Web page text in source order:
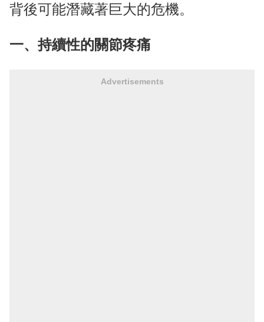
背後可能潛藏著巨大的危機。
一、持續性的關節疼痛
Advertisements